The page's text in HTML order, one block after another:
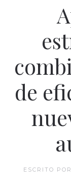
de
ESCRITO